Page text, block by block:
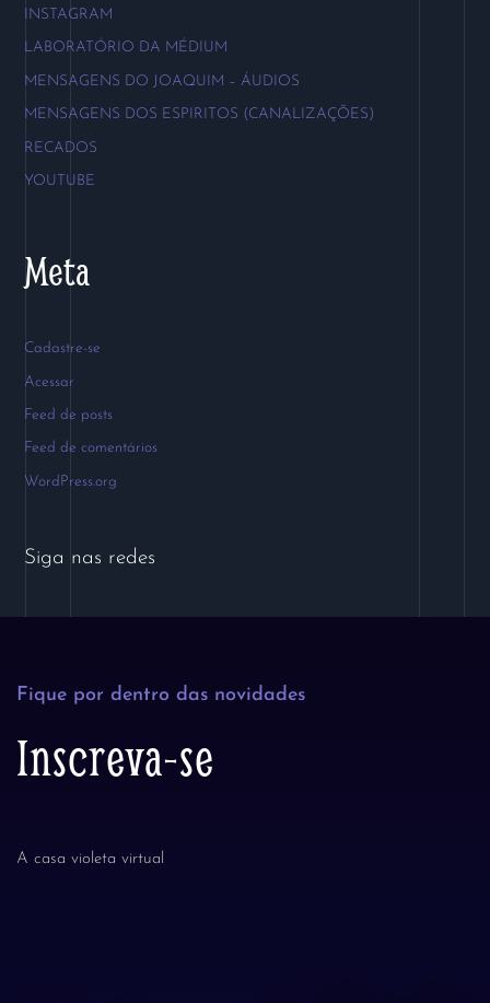
INSTAGRAM
LABORATÓRIO DA MÉDIUM
MENSAGENS DO JOAQUIM – ÁUDIOS
MENSAGENS DOS ESPIRITOS (CANALIZAÇÕES)
RECADOS
YOUTUBE
Meta
Cadastre-se
Acessar
Feed de posts
Feed de comentários
WordPress.org
Siga nas redes
Fique por dentro das novidades
Inscreva-se
A casa violeta virtual